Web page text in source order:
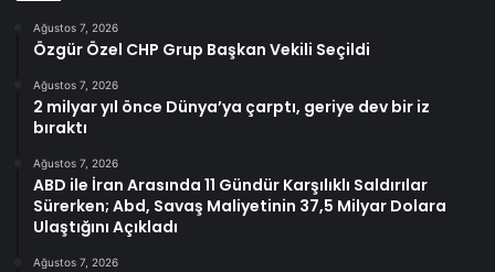
Ağustos 7, 2026
Özgür Özel CHP Grup Başkan Vekili Seçildi
Ağustos 7, 2026
2 milyar yıl önce Dünya’ya çarptı, geriye dev bir iz
bıraktı
Ağustos 7, 2026
ABD ile İran Arasında 11 Gündür Karşılıklı Saldırılar
Sürerken; Abd, Savaş Maliyetinin 37,5 Milyar Dolara
Ulaştığını Açıkladı
Ağustos 7, 2026